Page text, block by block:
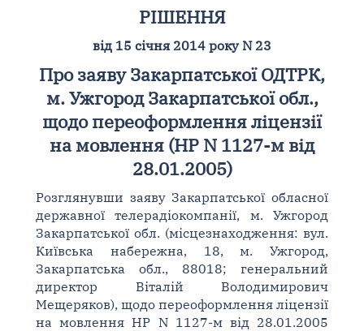
РІШЕННЯ
від 15 січня 2014 року N 23
Про заяву Закарпатської ОДТРК,
м. Ужгород Закарпатської обл.,
щодо переоформлення ліцензії
на мовлення (НР N 1127-м від
28.01.2005)
Розглянувши заяву Закарпатської обласної
державної телерадіокомпанії, м. Ужгород
Закарпатської обл. (місцезнаходження: вул.
Київська набережна, 18, м. Ужгород,
Закарпатська обл., 88018; генеральний
директор Віталій Володимирович
Мещеряков), щодо переоформлення ліцензії
на мовлення НР N 1127-м від 28.01.2005